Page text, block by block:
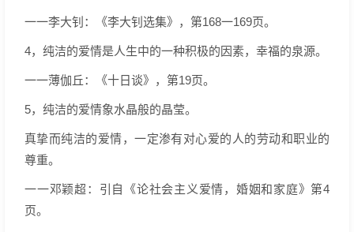
一一李大钊：《李大钊选集》，第168一169页。
4，纯洁的爱情是人生中的一种积极的因素，幸福的泉源。
一一薄伽丘：《十日谈》，第19页。
5，纯洁的爱情象水晶般的晶莹。
真挚而纯洁的爱情，一定渗有对心爱的人的劳动和职业的
尊重。
一一邓颖超：引自《论社会主义爱情，婚姻和家庭》第4
页。